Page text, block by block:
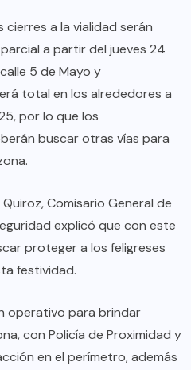
cierres a la vialidad serán
a partir del jueves 24
5 de Mayo y
total en los alrededores a
por lo que los
buscar otras vías para
Comisario General de
explicó que con este
proteger a los feligreses
festividad.
operativo para brindar
con Policía de Proximidad y
en el perímetro, además